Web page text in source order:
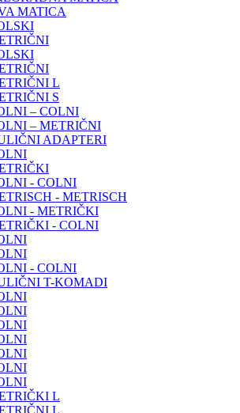
MATICA
L
S
– COLNI
– METRIČNI
ADAPTERI
- COLNI
- METRISCH
- METRIČKI
- COLNI
- COLNI
T-KOMADI
L
L